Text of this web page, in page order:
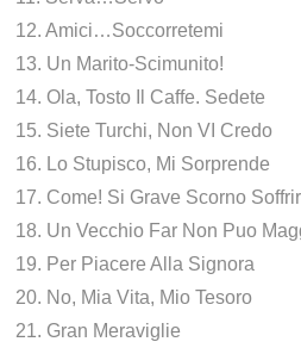
12. Amici…Soccorretemi
13. Un Marito-Scimunito!
14. Ola, Tosto Il Caffe. Sedete
15. Siete Turchi, Non VI Credo
16. Lo Stupisco, Mi Sorprende
17. Come! Si Grave Scorno
18. Un Vecchio Far Non Puo
19. Per Piacere Alla Signora
20. No, Mia Vita, Mio Tesoro
21. Gran Meraviglie